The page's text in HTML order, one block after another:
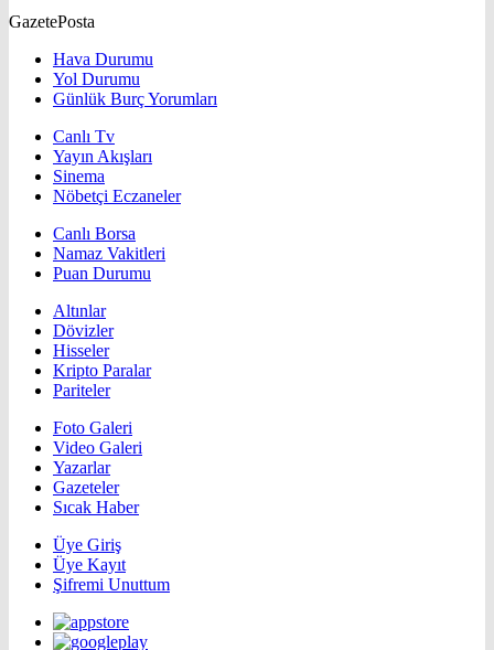
GazetePosta
Hava Durumu
Yol Durumu
Günlük Burç Yorumları
Canlı Tv
Yayın Akışları
Sinema
Nöbetçi Eczaneler
Canlı Borsa
Namaz Vakitleri
Puan Durumu
Altınlar
Dövizler
Hisseler
Kripto Paralar
Pariteler
Foto Galeri
Video Galeri
Yazarlar
Gazeteler
Sıcak Haber
Üye Giriş
Üye Kayıt
Şifremi Unuttum